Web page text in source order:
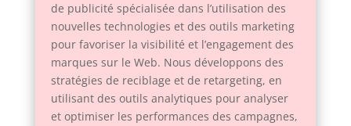
de publicité spécialisée dans l’utilisation des
nouvelles technologies et des outils marketing
pour favoriser la visibilité et l’engagement des
marques sur le Web. Nous développons des
stratégies de reciblage et de retargeting, en
utilisant des outils analytiques pour analyser
et optimiser les performances des campagnes,